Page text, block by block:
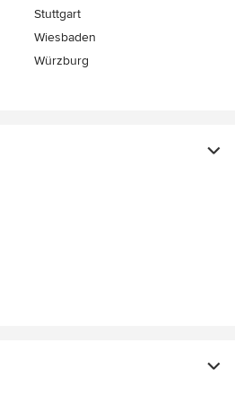
Stuttgart
Wiesbaden
Würzburg